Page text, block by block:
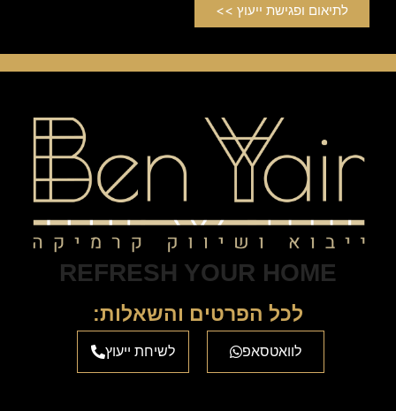
לתיאום ופגישת ייעוץ >>
REFRESH YOUR HOME
לכל הפרטים והשאלות:​
לוואטסאפ לשיחת ייעוץ